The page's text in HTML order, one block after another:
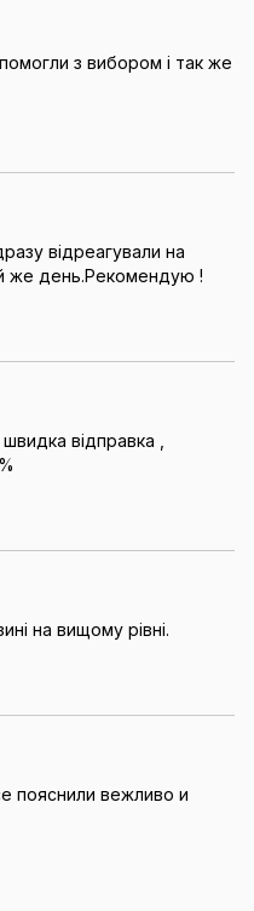
з вибором і так же
відреагували на
же день.Рекомендую !
відправка ,
на вищому рівні.
пояснили вежливо и